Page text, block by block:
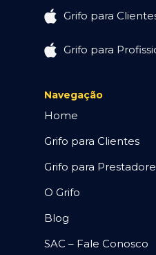
Grifo para
Grifo para
Navegação
Home
Grifo para Clientes
Grifo para
O Grifo
Blog
SAC – Fale Conosco